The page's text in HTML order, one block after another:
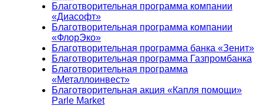
Благотворительная программа компании
«Диасофт»
Благотворительная программа компании
«ФлорЭко»
Благотворительная программа банка «Зенит»
Благотворительная программа Газпромбанка
Благотворительная программа
«Металлоинвест»
Благотворительная акция «Капля помощи»
Parle Market